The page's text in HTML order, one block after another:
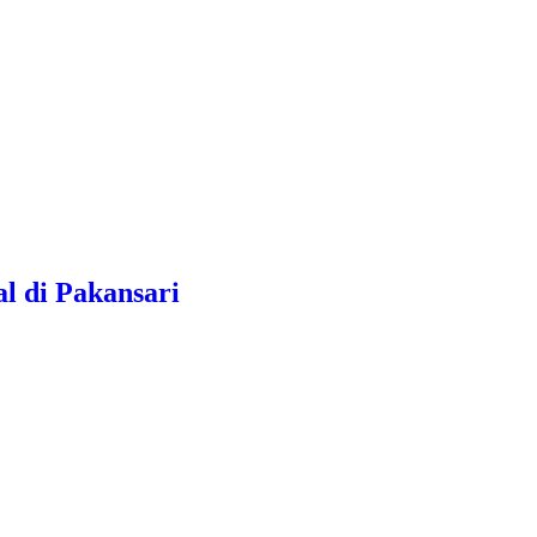
di Pakansari